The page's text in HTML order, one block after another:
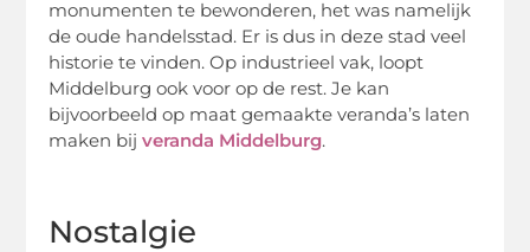
monumenten te bewonderen, het was namelijk
de oude handelsstad. Er is dus in deze stad veel
historie te vinden. Op industrieel vak, loopt
Middelburg ook voor op de rest. Je kan
bijvoorbeeld op maat gemaakte veranda’s laten
maken bijveranda Middelburg.
Nostalgie